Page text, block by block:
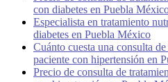
con diabetes en Puebla
Especialista en tratamiento
diabetes en Puebla México
Cuánto cuesta una consulta
paciente con hipertensión en
Precio de consulta de